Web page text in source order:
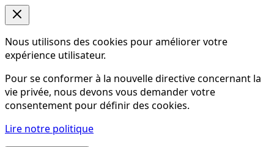
Nous utilisons des cookies pour améliorer votre
expérience utilisateur.
Pour se conformer à la nouvelle directive concernant la
vie privée, nous devons vous demander votre
consentement pour définir des cookies.
Lire notre politique